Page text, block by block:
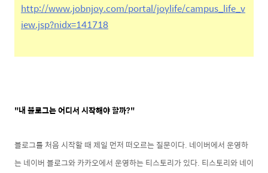
http://www.jobnjoy.com/portal/joylife/campus_life_v
iew.jsp?nidx=141718
"내 블로그는 어디서 시작해야 할까?"
블로그를 처음 시작할 때 제일 먼저 떠오르는 질문이다. 네이버에서 운영하
는 네이버 블로그와 카카오에서 운영하는 티스토리가 있다. 티스토리와 네이